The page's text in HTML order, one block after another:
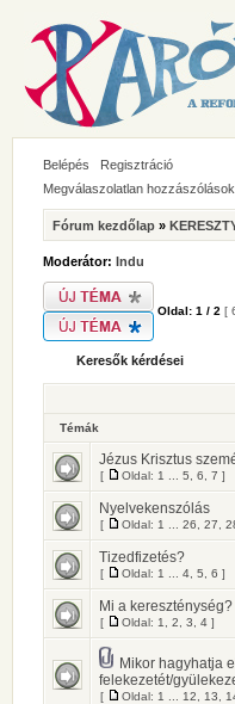
Belépés Regisztráció
Megválaszolatlan hozzászólások
Fórum kezdőlap »
Moderátor: Indu
Oldal: 1 / 2 [
Keresők kérdései
Témák
Jézus Krisztus
[ Oldal: 1 5 6 7 ]
Nyelvekenszólás
[ Oldal: 1 26 27
Tizedfizetés?
[ Oldal: 1 4 5 6 ]
Mi a kereszténység?
[ Oldal: 1 2 3 4 ]
Mikor hagyhatja
felekezetét/
[ Oldal: 1 12 13